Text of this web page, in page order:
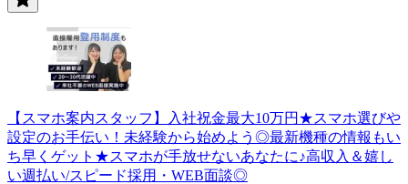
【スマホ案内スタッフ】入社祝金最大10万円★スマホ選びや
設定のお手伝い！未経験から始めよう◎最新機種の情報もい
ち早くゲット★スマホが手放せないあなたに♪高収入＆嬉し
い週払い/スピード採用・WEB面談◎